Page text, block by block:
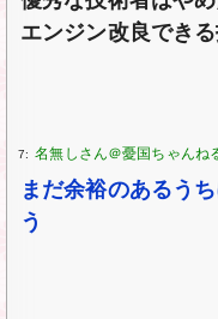
エンジン改良でき
7:
まだ余裕のあるう
う